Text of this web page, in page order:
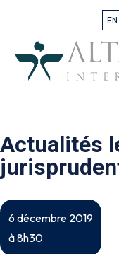
EN
Actualités
6 décembre 2019
à 8h30